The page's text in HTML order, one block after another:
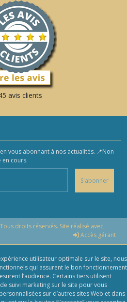
avis clients
vous abonnant à nos actualités. 📍Non
en cours.
S'abonner
Tous droits réservés. Site réalisé avec
Accès gérant
utilisateur optimale sur le site, nous
qui assurent le bon fonctionnement
l’audience. Certains tiers utilisent
suivi marketing sur le site pour vous
sur d’autres sites Web et dans